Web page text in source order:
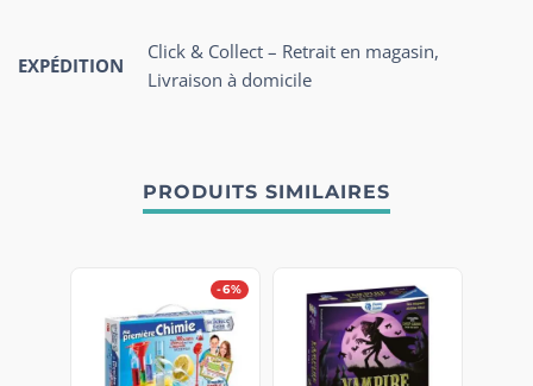
EXPÉDITION
Click & Collect – Retrait en magasin,
Livraison à domicile
PRODUITS SIMILAIRES
-6%